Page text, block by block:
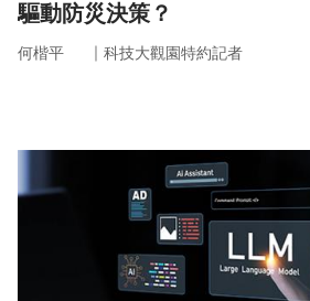
驅動防災決策？
何楷平 ｜ 科技大觀園特約記者